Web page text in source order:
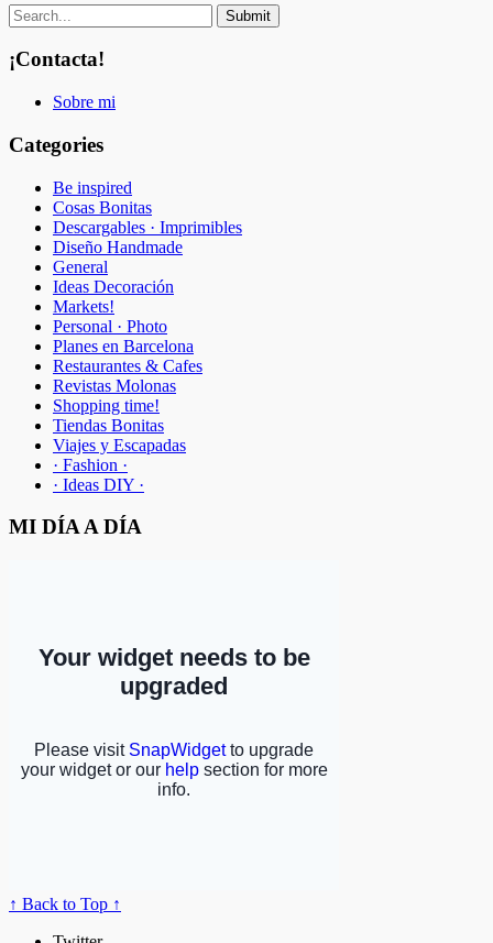
¡Contacta!
Sobre mi
Categories
Be inspired
Cosas Bonitas
Descargables · Imprimibles
Diseño Handmade
General
Ideas Decoración
Markets!
Personal · Photo
Planes en Barcelona
Restaurantes & Cafes
Revistas Molonas
Shopping time!
Tiendas Bonitas
Viajes y Escapadas
· Fashion ·
· Ideas DIY ·
MI DÍA A DÍA
↑ Back to Top ↑